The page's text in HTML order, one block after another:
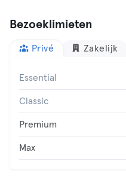
Bezoeklimieten
Privé Zakelijk
Essential
Classic
Premium
Max